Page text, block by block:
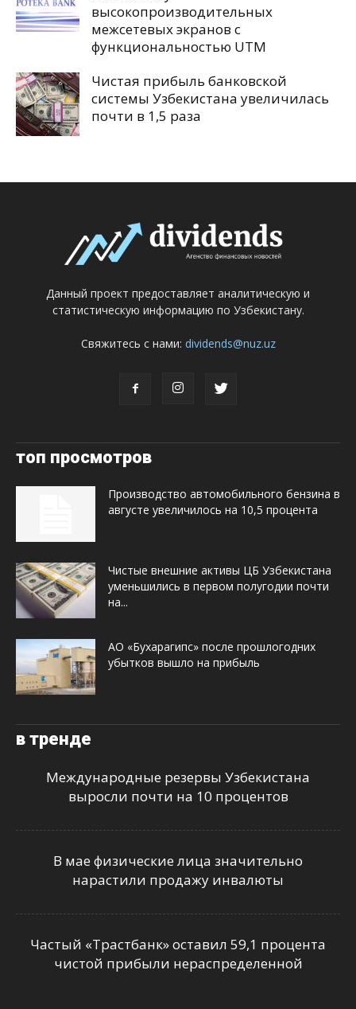
высокопроизводительных
межсетевых экранов с
функциональностью UTM
Чистая прибыль банковской
системы Узбекистана увеличилась
почти в 1,5 раза
Данный проект предоставляет аналитическую и
статистическую информацию по Узбекистану.
Свяжитесь с нами: dividends@nuz.uz
топ просмотров
Производство автомобильного бензина в
августе увеличилось на 10,5 процента
Чистые внешние активы ЦБ Узбекистана
уменьшились в первом полугодии почти
на...
АО «Бухарагипс» после прошлогодних
убытков вышло на прибыль
в тренде
Международные резервы Узбекистана
выросли почти на 10 процентов
В мае физические лица значительно
нарастили продажу инвалюты
Частый «Трастбанк» оставил 59,1 процента
чистой прибыли нераспределенной